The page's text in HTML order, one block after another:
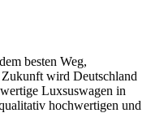
besten Weg,
wird Deutschland
Luxsuswagen in
hochwertigen und